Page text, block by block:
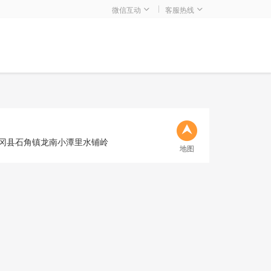
微信互动 客服热线
县石角镇龙南小潭里水铺岭
地图